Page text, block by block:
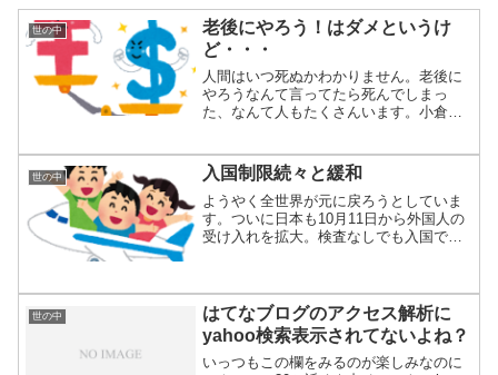
世の中
老後にやろう！はダメというけ
ど・・・
人間はいつ死ぬかわかりません。老後に
やろうなんて言ってたら死んでしまっ
た、なんて人もたくさんいます。小倉さ
世の中 入国制限続々と緩和
ようやく全世界が元に戻ろうとしていま
す。ついに日本も10月11日から外国人の
受け入れを拡大。検査なしでも入国でき
世の中
はてなブログのアクセス解析に
yahoo検索表示されてないよね？
いっつもこの欄をみるのが楽しみなのに